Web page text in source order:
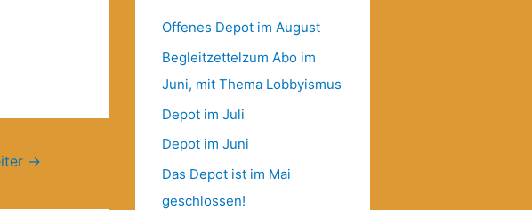
→
Offenes Depot im August
Begleitzettelzum Abo im
Juni, mit Thema Lobbyismus
Depot im Juli
Depot im Juni
Das Depot ist im Mai
geschlossen!